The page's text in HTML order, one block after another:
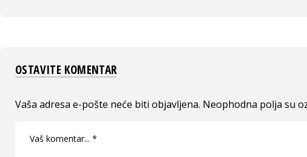
OSTAVITE KOMENTAR
Vaša adresa e-pošte neće biti objavljena. Neophodna polja su